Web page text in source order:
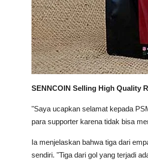
SENNCOIN Selling High Quality
"Saya ucapkan selamat kepada
para supporter karena tidak bisa
Ia menjelaskan bahwa tiga dari
sendiri. "Tiga dari gol yang terjadi